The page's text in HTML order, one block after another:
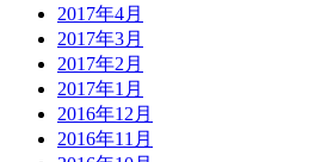
2017年4月
2017年3月
2017年2月
2017年1月
2016年12月
2016年11月